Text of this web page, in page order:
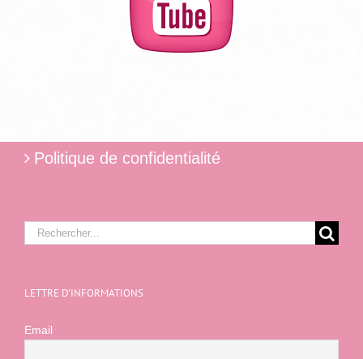
Politique de confidentialité
Rechercher:
LETTRE D’INFORMATIONS
Email